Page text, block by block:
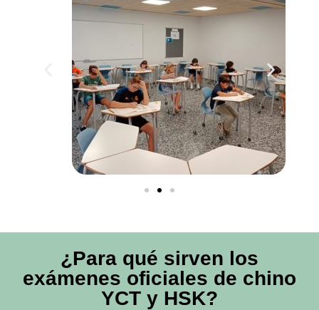
¿Para qué sirven los
exámenes oficiales de chino
YCT y HSK?